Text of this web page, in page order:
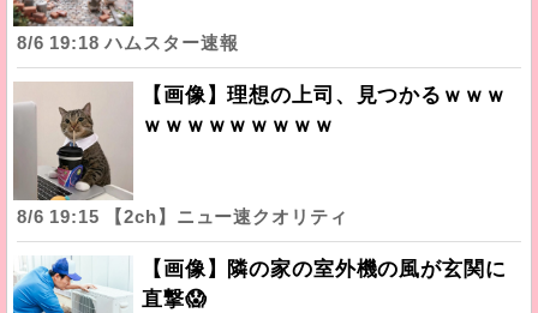
8/6 19:18 ハムスター速報
【画像】理想の上司、見つかるｗｗｗ
ｗｗｗｗｗｗｗｗｗ
8/6 19:15 【2ch】ニュー速クオリティ
【画像】隣の家の室外機の風が玄関に
直撃😱